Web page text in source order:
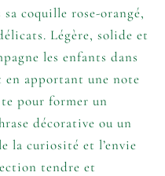
coquille rose-orangé,
Légère, solide et
les enfants dans
en apportant une note
pour former un
décorative ou un
la curiosité et l’envie
tendre et